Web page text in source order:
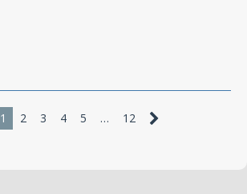
1 2 3 4 5 … 12